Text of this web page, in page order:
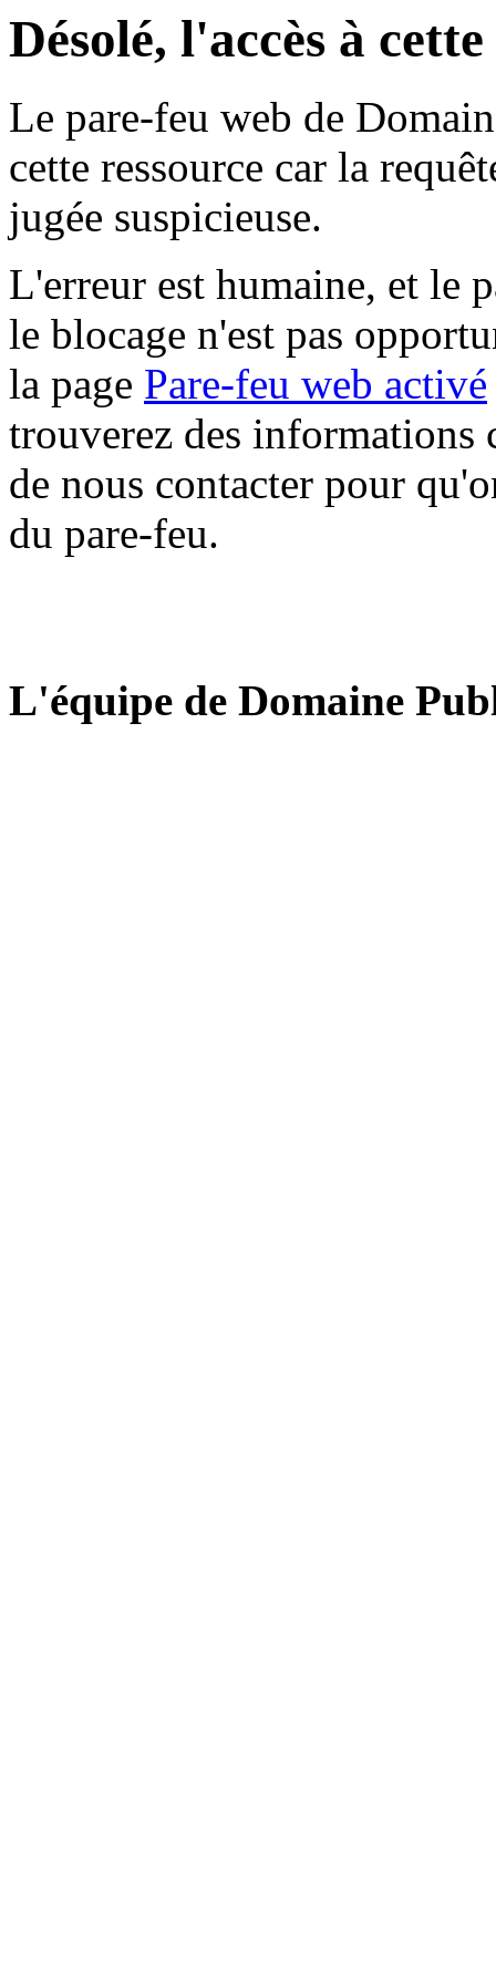
Désolé, l'accès à
Le pare-feu web de
cette ressource car la
jugée suspicieuse.
L'erreur est humaine, et le
le blocage n'est pas
la page Pare-feu web activé
trouverez des informations
de nous contacter pour
du pare-feu.
L'équipe de Domaine